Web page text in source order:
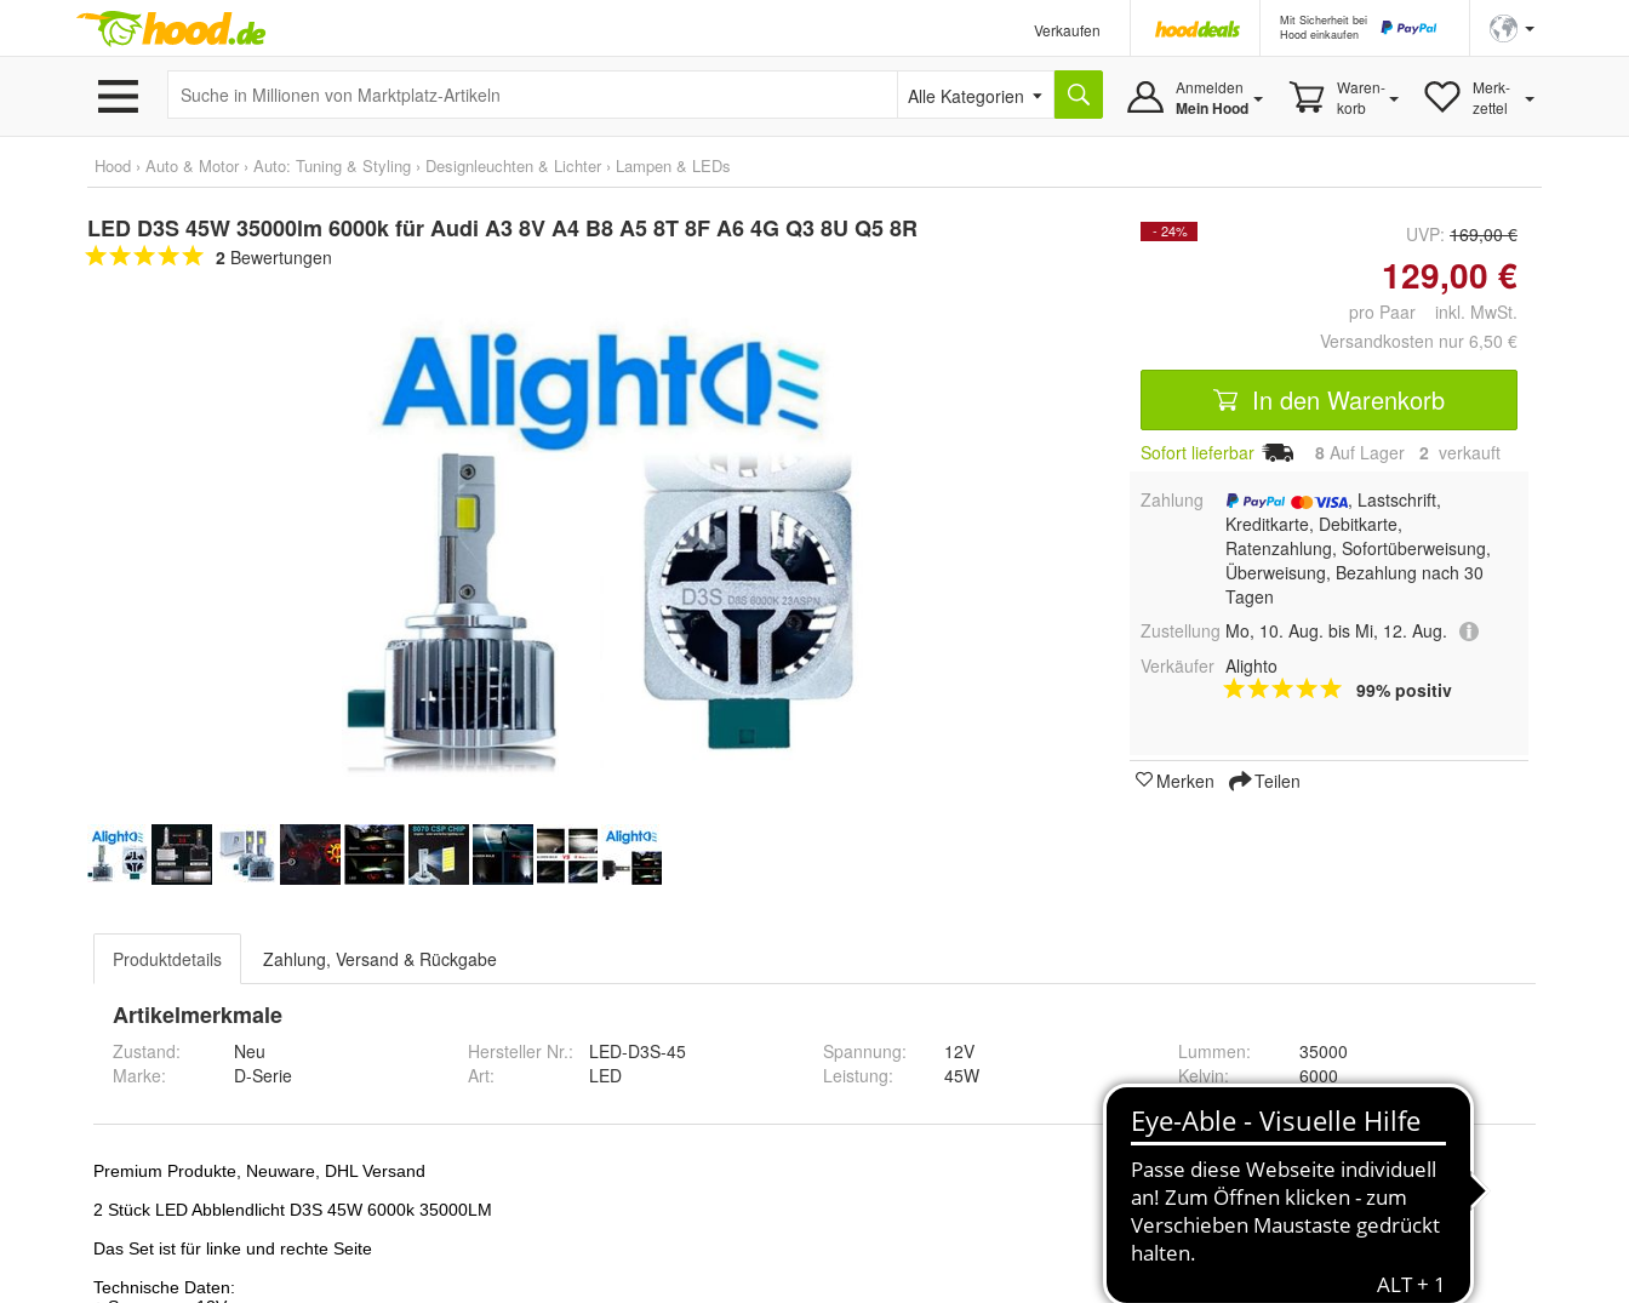
Verkaufen
Mit Sicherheit bei
Hood einkaufen
Alle Kategorien Anmelden
Mein Hood
Waren-
korb
Merk-
zettel
Hood › Auto & Motor › Auto: Tuning & Styling › Designleuchten & Lichter › Lampen & LEDs
LED D3S 45W 35000lm 6000k für Audi A3 8V A4 B8 A5 8T 8F A6 4G Q3 8U Q5 8R
2 Bewertungen
- 24% UVP: 169,00 €
129,00 €
pro Paar inkl. MwSt.
Versandkosten nur 6,50 €
In den Warenkorb
Sofort lieferbar 8 Auf Lager 2 verkauft
Zahlung
, Lastschrift,
Kreditkarte, Debitkarte,
Ratenzahlung, Sofortüberweisung,
Überweisung, Bezahlung nach 30
Tagen
Zustellung Mo, 10. Aug. bis Mi, 12. Aug.
Verkäufer Alighto
99% positiv
Merken Teilen
Produktdetails Zahlung, Versand & Rückgabe
Artikelmerkmale
Zustand:
Neu
Marke:
D-Serie
Hersteller Nr.:
LED-D3S-45
Art: LED
Spannung:
12V
Leistung: 45W
Lummen:
35000
Kelvin: 6000